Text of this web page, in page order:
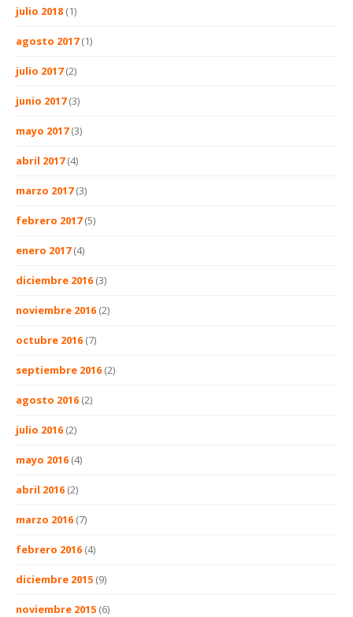
julio 2018 (1)
agosto 2017(1)
julio 2017(2)
junio 2017(3)
mayo 2017(3)
abril 2017(4)
marzo 2017(3)
febrero 2017(5)
enero 2017(4)
diciembre 2016 (3)
noviembre 2016 (2)
octubre 2016 (7)
septiembre 2016 (2)
agosto 2016 (2)
julio 2016 (2)
mayo 2016 (4)
abril 2016 (2)
marzo 2016 (7)
febrero 2016 (4)
diciembre 2015 (9)
noviembre 2015 (6)